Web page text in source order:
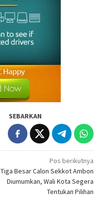
SEBARKAN
Pos berikutnya
Tiga Besar Calon Sekkot Ambon
Diumumkan, Wali Kota Segera
Tentukan Pilihan